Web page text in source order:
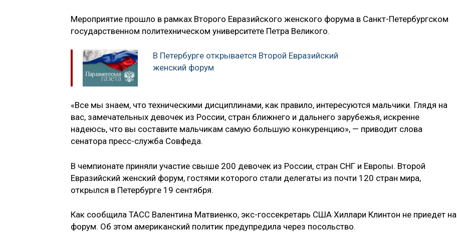
Мероприятие прошло в рамках Второго Евразийского женского форума в Санкт-Петербургском
государственном политехническом университете Петра Великого.
В Петербурге открывается Второй Евразийский
женский форум
«Все мы знаем, что техническими дисциплинами, как правило, интересуются мальчики. Глядя на
вас, замечательных девочек из России, стран ближнего и дальнего зарубежья, искренне
надеюсь, что вы составите мальчикам самую большую конкуренцию», — приводит слова
сенатора пресс-служба Совфеда.
В чемпионате приняли участие свыше 200 девочек из России, стран СНГ и Европы. Второй
Евразийский женский форум, гостями которого стали делегаты из почти 120 стран мира,
открылся в Петербурге 19 сентября.
Как сообщила ТАСС Валентина Матвиенко, экс-госсекретарь США Хиллари Клинтон не приедет на
форум. Об этом американский политик предупредила через посольство.